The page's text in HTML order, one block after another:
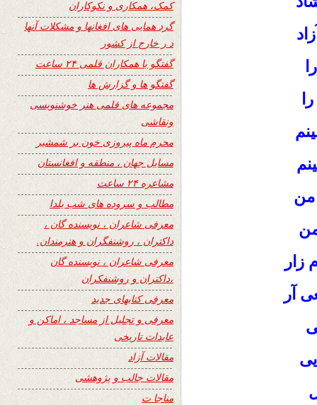
آر
کمک، همکاری و نکوکاران
گرد همایی های افغانها و مشکلات آنها
د ر خارج از کشور
گفتگو با همکاران قلمی ۲۴ ساعت
گفتگو ها و گزارش ها
مجموعه های قلمی هنر خوشنویسی
ونقاشی
محرم ماه پیروزی خون بر شمشیر
مسایل جهان ، منطقه و افغانستان
مشاعره ۲۴ ساعت
مطالب و سروده های شب یلدا
معرفی شاعران ، نویسنده گان ،
داکتران ، روشنفگران و هنرمندان.
معرفی شاعران ، نویسنده گان
،داکتران و روشنفکران
معرفی کتابهای جدید
معرفی و تجلیل از مساجد ، اماکن و
عابدات تاریخی
مقالات آزاد
مقالات جالب و پژوهشی
مناجا ت